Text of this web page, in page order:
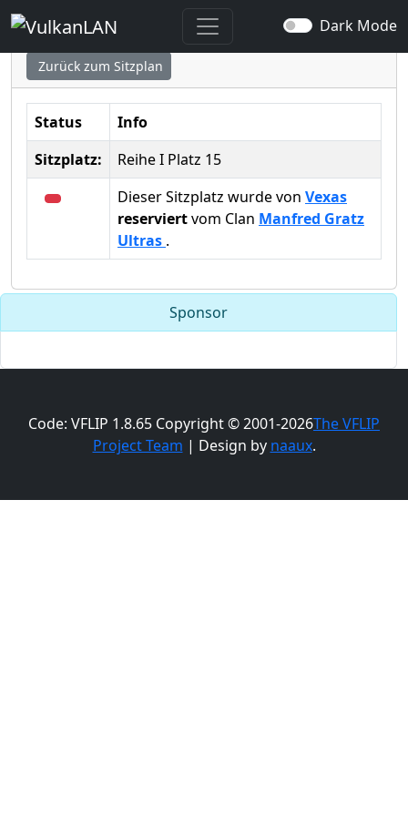
Dark Mode
Sitzplatz ausgewählt
Zurück zum Sitzplan
Status
Info
Sitzplatz:
Reihe I Platz 15
Dieser Sitzplatz wurde von Vexas
reserviertvom Clan Manfred Gratz
Ultras .
Sponsor
Code: VFLIP 1.8.65 Copyright © 2001-2026The VFLIP
Project Team | Design by naaux.